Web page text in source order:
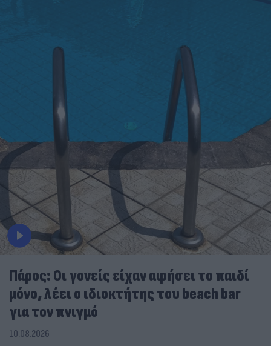
Πάρος: Οι γονείς είχαν αφήσει το παιδί
μόνο, λέει ο ιδιοκτήτης του beach bar
για τον πνιγμό
10.08.2026